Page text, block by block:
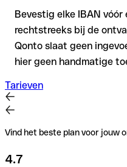
Bevestig elke IBAN vóór
rechtstreeks bij de
Qonto slaat geen
hier geen handmatige
Tarieven
Vind het beste plan voor jouw
4.7